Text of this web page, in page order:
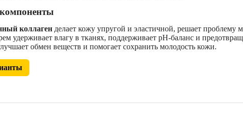
коллаген делает кожу упругой и эластичной, решает
удерживает влагу в тканях, поддерживает pH-баланс и
обмен веществ и помогает сохранить молодость кожи.